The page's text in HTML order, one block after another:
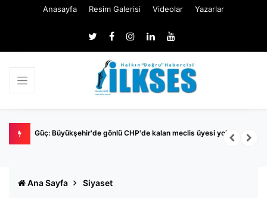
Anasayfa Resim Galerisi Videolar Yazarlar
Güç: Büyükşehir'de gönlü CHP'de kalan meclis üyesi yok
Ana Sayfa Siyaset